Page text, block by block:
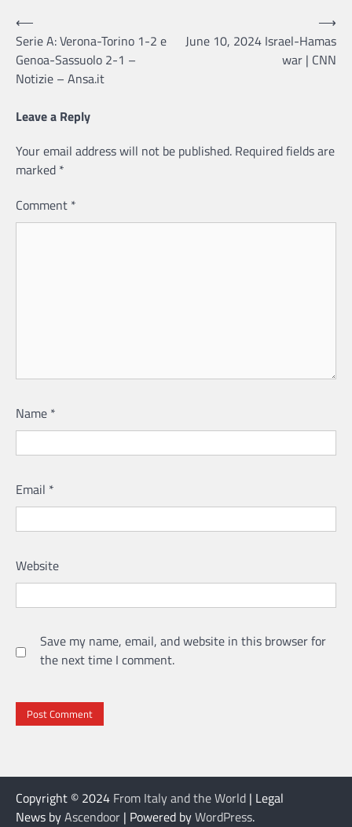
Post
navigation
⟵
Serie A: Verona-Torino 1-2 e
Genoa-Sassuolo 2-1 –
Notizie – Ansa.it
June 10, 2024 Israel-Hamas
war | CNN
⟶
Leave a Reply
Your email address will not be published. Required fields are
marked *
Comment *
Name *
Email *
Website
Save my name, email, and website in this browser for
the next time I comment.
Copyright © 2024 From Italy and the World | Legal
News byAscendoor | Powered byWordPress.